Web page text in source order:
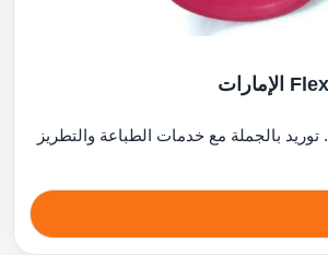
الخامة: stretch twill. توريد بالجملة مع خدمات الطباعة والتطريز